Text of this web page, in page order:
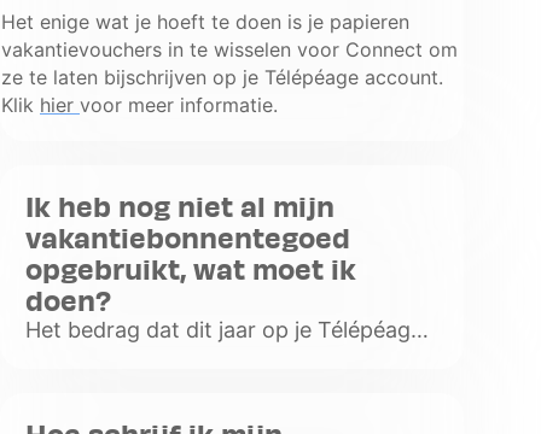
wisselen voor Connect om ze te laten
bijschrijven op je Télépéage account.
Klik h
Voir
Het enige wat je hoeft te doen is je papieren
vakantievouchers in te wisselen voor Connect om
ze te laten bijschrijven op je Télépéage account.
Klik hier voor meer informatie.
Ik heb nog niet al mijn
vakantiebonnentegoed
opgebruikt, wat moet ik
doen?
Het bedrag dat dit jaar op je Télépéage-